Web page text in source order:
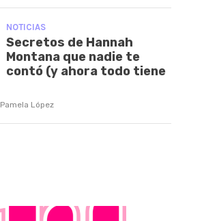
NOTICIAS
Secretos de Hannah
Montana que nadie te
contó (y ahora todo tiene
Pamela López